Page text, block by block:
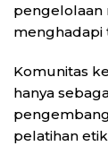
pengelolaan
menghadapi
Komunitas
hanya
pelatihan